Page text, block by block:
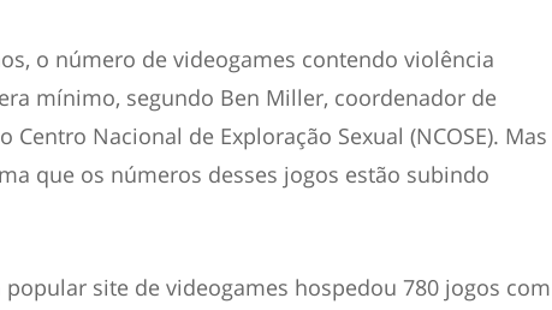
o número de videogames contendo violência
mínimo, segundo Ben Miller, coordenador de
Centro Nacional de Exploração Sexual (NCOSE). Mas
que os números desses jogos estão subindo
site de videogames hospedou 780 jogos com